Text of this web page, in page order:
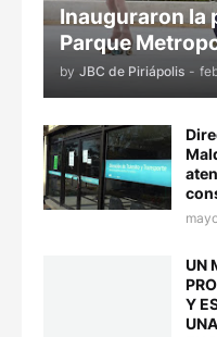
Inauguraron la
Parque
by JBC de Piriápolis -
UN
Y